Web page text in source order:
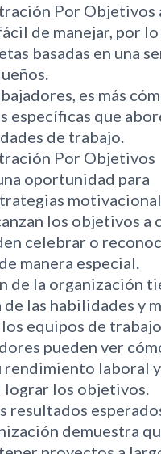
Por Objetivos
de manejar, por
basadas en una
es más
específicas que
de trabajo.
Por Objetivos
oportunidad para
los objetivos a
celebrar o
manera especial.
de la organización
las habilidades y
equipos de
pueden ver
rendimiento laboral
lograr los objetivos.
resultados
demuestra